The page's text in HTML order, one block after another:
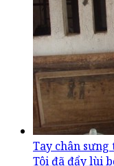
Tay chân sưng
Tôi đã đẩy lùi